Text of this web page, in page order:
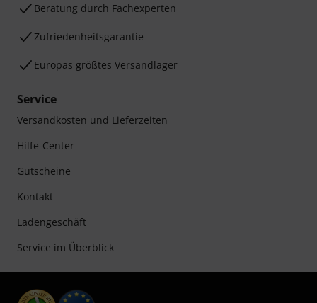
Beratung durch Fachexperten
Zufriedenheitsgarantie
Europas größtes Versandlager
Service
Versandkosten und Lieferzeiten
Hilfe-Center
Gutscheine
Kontakt
Ladengeschäft
Service im Überblick